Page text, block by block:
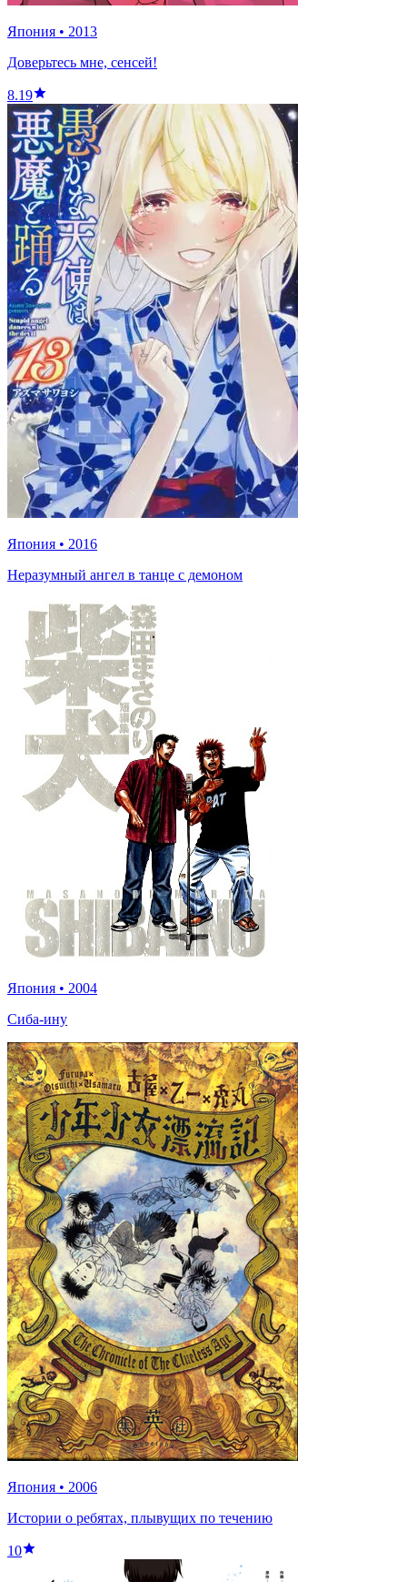
Япония • 2013
Доверьтесь мне, сенсей!
8.19
Япония • 2016
Неразумный ангел в танце с демоном
Япония • 2004
Сиба-ину
Япония • 2006
Истории о ребятах, плывущих по течению
10